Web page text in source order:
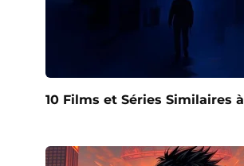
10 Films et Séries Similaires à